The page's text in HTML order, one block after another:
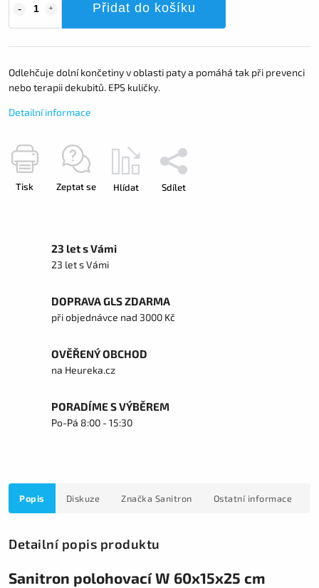
Přidat do košíku
Odlehčuje dolní končetiny v oblasti paty a pomáhá tak při prevenci
nebo terapii dekubitů. EPS kuličky.
Detailní informace
Tisk Zeptat se Hlídat Sdílet
23 let s Vámi
23 let s Vámi
DOPRAVA GLS ZDARMA
při objednávce nad 3000 Kč
OVĚŘENÝ OBCHOD
na Heureka.cz
PORADÍME S VÝBĚREM
Po-Pá 8:00 - 15:30
Popis Diskuze Značka Sanitron Ostatní informace
Detailní popis produktu
Sanitron polohovací W 60x15x25 cm